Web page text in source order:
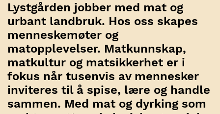
Lystgården jobber med mat og
urbant landbruk. Hos oss skapes
menneskemøter og
matopplevelser. Matkunnskap,
matkultur og matsikkerhet er i
fokus når tusenvis av mennesker
inviteres til å spise, lære og handle
sammen. Med mat og dyrking som